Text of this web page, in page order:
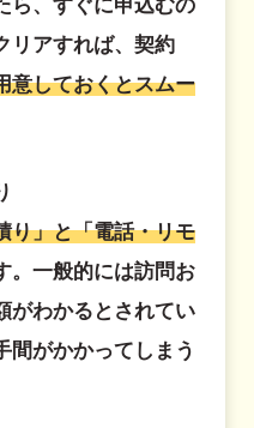
ら、すぐに申込むの
リアすれば、契約
意しておくとスムー
り」と「電話・リモ
。一般的には訪問お
がわかるとされてい
間がかかってしまう